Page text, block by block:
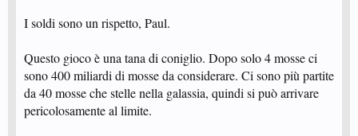
I soldi sono un rispetto, Paul.
Questo gioco è una tana di coniglio. Dopo solo 4 mosse ci
sono 400 miliardi di mosse da considerare. Ci sono più partite
da 40 mosse che stelle nella galassia, quindi si può arrivare
pericolosamente al limite.